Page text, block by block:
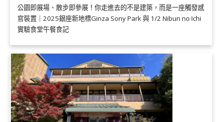
公園即展場、散步即參展！你走進去的不是建築，而是一座觸發感
官裝置｜2025銀座新地標Ginza Sony Park 與 1/2 Nibun no Ichi
實驗食堂午餐食記